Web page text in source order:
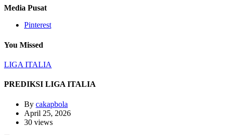
Media Pusat
Pinterest
You Missed
LIGA ITALIA
PREDIKSI LIGA ITALIA
By cakapbola
April 25, 2026
30 views